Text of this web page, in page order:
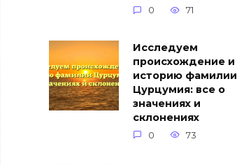
0 71
Исследуем
происхождение и
историю фамилии
Цурцумия: все о
значениях и
склонениях
0 73